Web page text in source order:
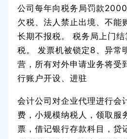
公司每年向税务局罚款
欠税、法人禁止出境、不能
长期不报税。 税务局上门
税。 发票机被锁定8、异常
营，所有对外申请业务将受
行账户开设、进驻
会计公司对企业代理进行会
费，小规模纳税人，领取服
票，借记银行存款科目，贷